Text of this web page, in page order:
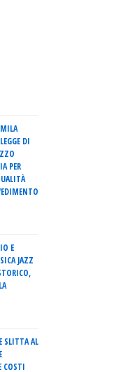
DI
PER
E
JAZZ
SLITTA AL
COSTI